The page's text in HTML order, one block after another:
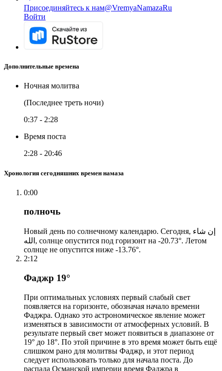
Присоединяйтесь к нам@VremyaNamazaRu
Войти
Дополнительные времена
Ночная молитва
(Последнее треть ночи)
0:37 - 2:28
Время поста
2:28 - 20:46
Хронология сегодняшних времен намаза
0:00
полночь
Новый день по солнечному календарю. Сегодня, إن شاء
الله, солнце опустится под горизонт на -20.73°. Летом
солнце не опустится ниже -13.76°.
2:12
Фаджр 19°
При оптимальных условиях первый слабый свет
появляется на горизонте, обозначая начало времени
Фаджра. Однако это астрономическое явление может
изменяться в зависимости от атмосферных условий. В
результате первый свет может появиться в диапазоне от
19° до 18°. По этой причине в это время может быть ещё
слишком рано для молитвы Фаджр, и этот период
следует использовать только для начала поста. До
распада Османской империи время Фаджра в